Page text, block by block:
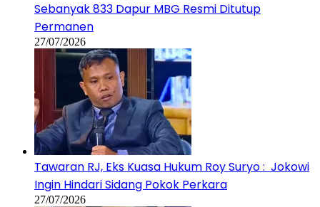
Sebanyak 833 Dapur MBG Resmi Ditutup
Permanen
27/07/2026
Tawaran RJ, Eks Kuasa Hukum Roy Suryo : Jokowi
Ingin Hindari Sidang Pokok Perkara
27/07/2026